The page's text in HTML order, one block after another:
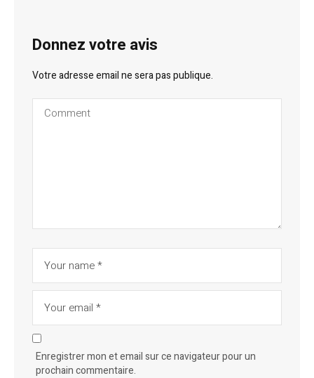
Donnez votre avis
Votre adresse email ne sera pas publique.
Enregistrer mon et email sur ce navigateur pour un
prochain commentaire.